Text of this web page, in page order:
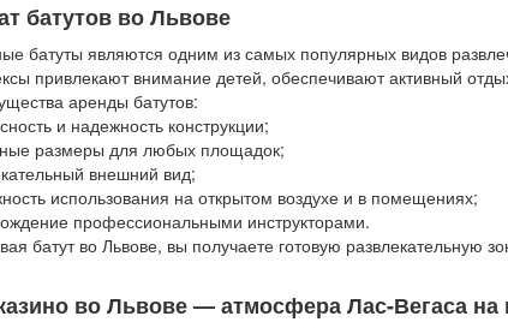
батутов во Львове
батуты являются одним из самых популярных видов
привлекают внимание детей, обеспечивают активный
аренды батутов:
и надежность конструкции;
размеры для любых площадок;
внешний вид;
использования на открытом воздухе и в помещениях;
профессиональными инструкторами.
батут во Львове, вы получаете готовую развлекательную
во Львове — атмосфера Лас-Вегаса на